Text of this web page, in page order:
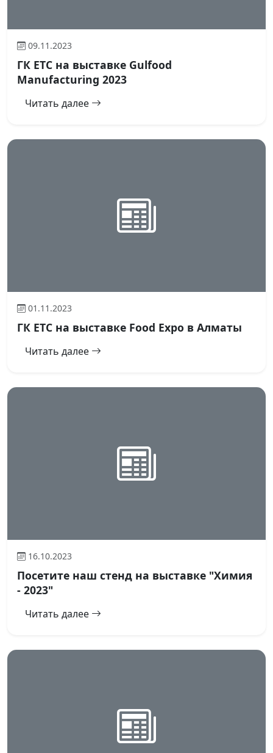
09.11.2023
ГК ЕТС на выставке Gulfood
Manufacturing 2023
Читать далее
01.11.2023
ГК ЕТС на выставке Food Expo в Алматы
Читать далее
16.10.2023
Посетите наш стенд на выставке "Химия
- 2023"
Читать далее